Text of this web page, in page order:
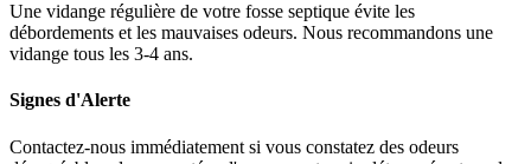
Une vidange régulière de votre fosse septique évite les
débordements et les mauvaises odeurs. Nous recommandons une
vidange tous les 3-4 ans.
Signes d'Alerte
Contactez-nous immédiatement si vous constatez des odeurs